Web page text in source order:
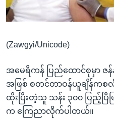
ကျော်
ရန်
ရန်
နေရာ
သို့
ကျော်
ဗွီအိုအေ လူမှုကွန်ယက်များ
(Zawgyi/Unicode)
အမေရိကန် ပြည်ထောင်စုမှာ ဇ
အဖြစ် စတင်တာဝန်ယူချိန်က
ထိုးပြီးတဲ့သူ သန်း ၃၀၀ ပြည့်ပြီဖ
က ကြေညာလိုက်ပါတယ်။